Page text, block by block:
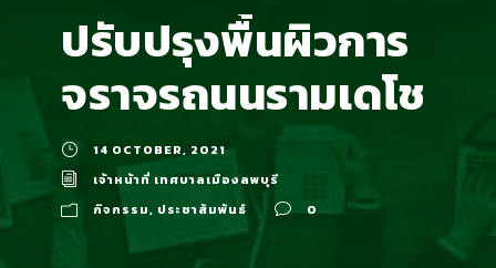
ปรับปรุงพื้นผิวการ
จราจรถนนรามเดโช
14 OCTOBER, 2021
เจ้าหน้าที่ เทศบาลเมืองลพบุรี
กิจกรรม, ประชาสัมพันธ์ 0